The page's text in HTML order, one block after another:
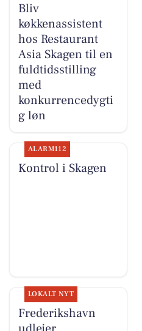
Bliv
køkkenassistent
hos Restaurant
Asia Skagen til en
fuldtidsstilling
med
konkurrencedygti
g løn
ALARM112
Kontrol i Skagen
LOKALT NYT
Frederikshavn